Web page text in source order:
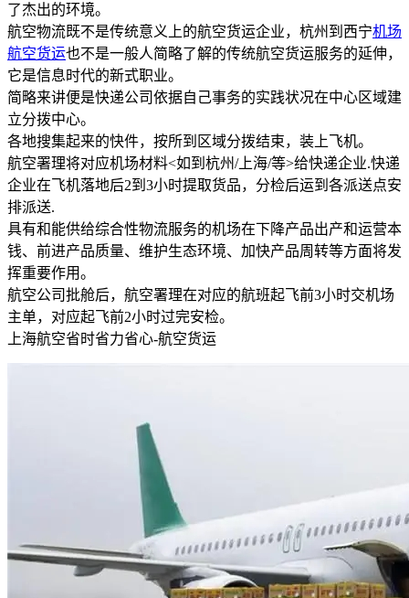
了杰出的环境。
航空物流既不是传统意义上的航空货运企业，杭州到西宁机场
航空货运也不是一般人简略了解的传统航空货运服务的延伸，
它是信息时代的新式职业。
简略来讲便是快递公司依据自己事务的实践状况在中心区域建
立分拨中心。
各地搜集起来的快件，按所到区域分拨结束，装上飞机。
航空署理将对应机场材料<如到杭州/上海/等>给快递企业.快递
企业在飞机落地后2到3小时提取货品，分检后运到各派送点安
排派送.
具有和能供给综合性物流服务的机场在下降产品出产和运营本
钱、前进产品质量、维护生态环境、加快产品周转等方面将发
挥重要作用。
航空公司批舱后，航空署理在对应的航班起飞前3小时交机场
主单，对应起飞前2小时过完安检。
上海航空省时省力省心-航空货运